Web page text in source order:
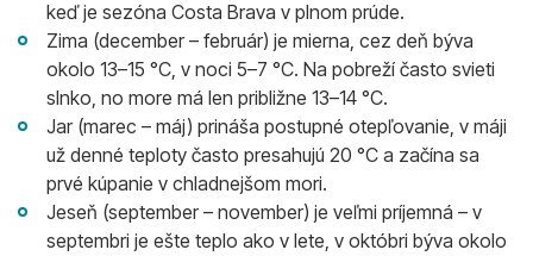
keď je sezóna Costa Brava v plnom prúde.
Zima (december – február) je mierna, cez deň býva
okolo 13–15 °C, v noci 5–7 °C. Na pobreží často svieti
slnko, no more má len približne 13–14 °C.
Jar (marec – máj) prináša postupné otepľovanie, v máji
už denné teploty často presahujú 20 °C a začína sa
prvé kúpanie v chladnejšom mori.
Jeseň (september – november) je veľmi príjemná – v
septembri je ešte teplo ako v lete, v októbri býva okolo